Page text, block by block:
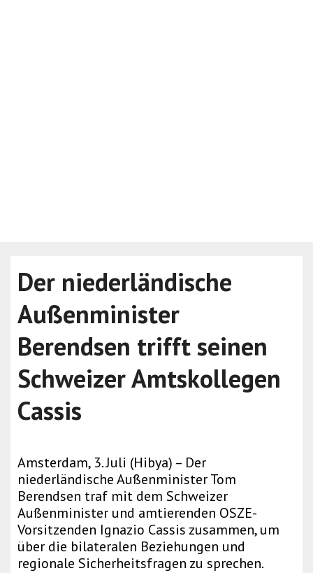
Der niederländische
Außenminister
Berendsen trifft seinen
Schweizer Amtskollegen
Cassis
Amsterdam, 3. Juli (Hibya) – Der
niederländische Außenminister Tom
Berendsen traf mit dem Schweizer
Außenminister und amtierenden OSZE-
Vorsitzenden Ignazio Cassis zusammen, um
über die bilateralen Beziehungen und
regionale Sicherheitsfragen zu sprechen.